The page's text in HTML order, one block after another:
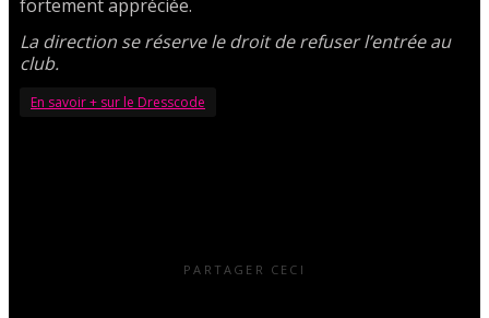
fortement appréciée.
La direction se réserve le droit de refuser l’entrée au
club.
En savoir + sur le Dresscode
PARTAGER CECI